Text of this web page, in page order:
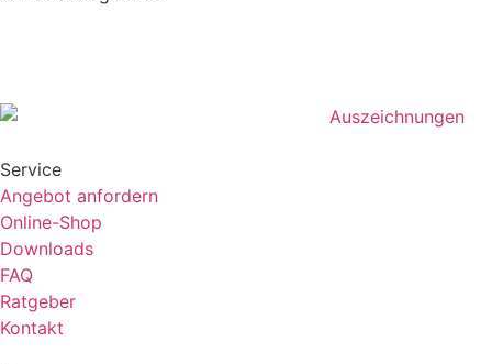
Service
Angebot anfordern
Online-Shop
Downloads
FAQ
Ratgeber
Kontakt